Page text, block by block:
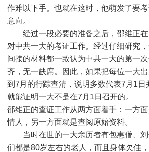
作难以下手。也就在这时，他萌发了要
意向。
经过一段必要的准备之后，邵维正在
对中共一大的考证工作。经过仔细研究
间接的材料都一致认为中共一大的第一
齐，无一缺席。因此，如果把每位一大
到7月的行踪查清，说明多数代表7月1日
就能证明一大不是在7月1日召开的。
邵维正的查证工作从两方面着手：一方
情人，另一方面就是查阅原始资料。
当时在世的一大亲历者有包惠僧、刘
们都是80岁左右的老人，而且身体欠佳